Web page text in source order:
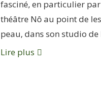
fasciné, en particulier
théâtre Nô au point de
peau, dans son studio
Lire plus